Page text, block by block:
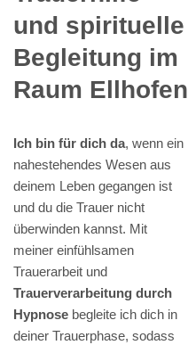
und spirituelle
Begleitung im
Raum Ellhofen
Ich bin für dich da, wenn ein
nahestehendes Wesen aus
deinem Leben gegangen ist
und du die Trauer nicht
überwinden kannst. Mit
meiner einfühlsamen
Trauerarbeit und
Trauerverarbeitung durch
Hypnose begleite ich dich in
deiner Trauerphase, sodass